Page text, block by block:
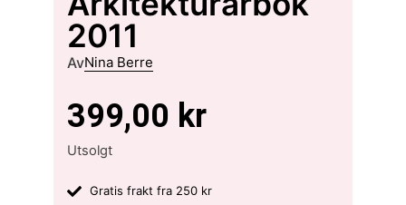
2011
AvNina Berre
399,00 kr
Utsolgt
Gratis frakt fra 250 kr